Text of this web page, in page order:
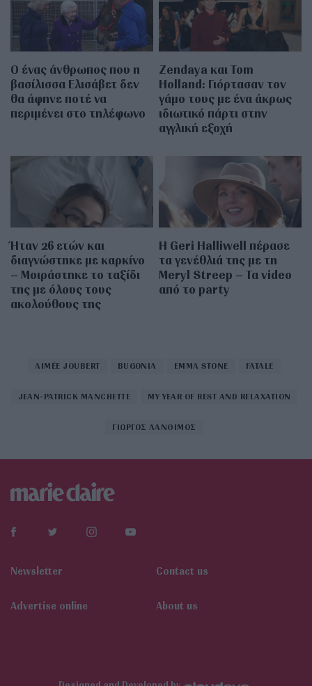
Ο ένας άνθρωπος που η
βασίλισσα Ελισάβετ δεν
θα άφηνε ποτέ να
περιμένει στο τηλέφωνο
Zendaya και Tom
Holland: Γιόρτασαν τον
γάμο τους με ένα άκρως
ιδιωτικό πάρτι στην
αγγλική εξοχή
Ήταν 26 ετών και
διαγνώστηκε με καρκίνο
– Μοιράστηκε το ταξίδι
της με όλους τους
ακολούθους της
Η Geri Halliwell πέρασε
τα γενέθλιά της με τη
Meryl Streep – Τα video
από το party
AIMÉE JOUBERT BUGONIA EMMA STONE FATALE
JEAN-PATRICK MANCHETTE MY YEAR OF REST AND RELAXATION
ΓΙΩΡΓΟΣ ΛΑΝΘΙΜΟΣ
Newsletter Contact us
Αdvertise online About us